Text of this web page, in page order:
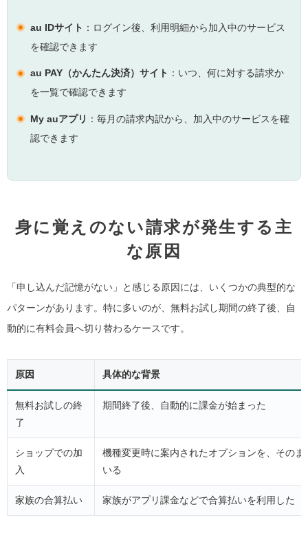
au IDサイト ：ログイン後、利用明細から加入中のサービス
を確認できます
au PAY（かんたん決済）サイト ：いつ、何に対する請求か
を一覧で確認できます
My auアプリ ：毎月の請求内訳から、加入中のサービスを確
認できます
身に覚えのない請求が発生する主
な原因
「申し込んだ記憶がない」と感じる原因には、いくつかの典型的な
パターンがあります。特に多いのが、無料お試し期間の終了後、自
動的に有料会員へ切り替わるケースです。
原因 具体的な背景
無料お試しの終
了
期間終了後、自動的に課金が始まった
ショップでの加
入
機種変更時に案内されたオプションを、そのま
いる
家族の合算払い 家族がアプリ課金などで合算払いを利用した